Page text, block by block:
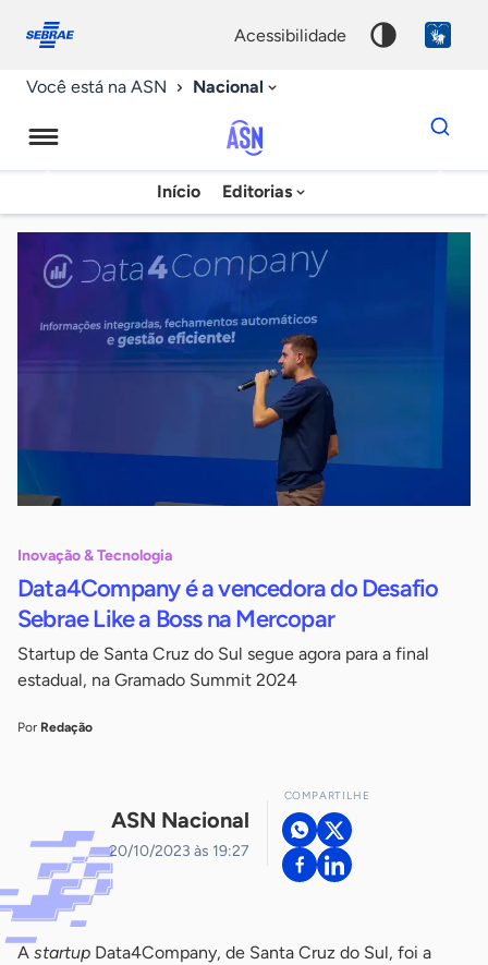
conosco
acessibilidade
Você está na ASN Nacional
Agência
Sebrae
de
Notícias
Início Editorias
Dados
para
chave
Inovação & Tecnologia
Data4Company é a vencedora do Desafio
Sebrae Like a Boss na Mercopar
Startup de Santa Cruz do Sul segue agora para a final
estadual, na Gramado Summit 2024
Por Redação
ASN Nacional
20/10/2023 às 19:27
COMPARTILHE
A startup Data4Company, de Santa Cruz do Sul, foi a